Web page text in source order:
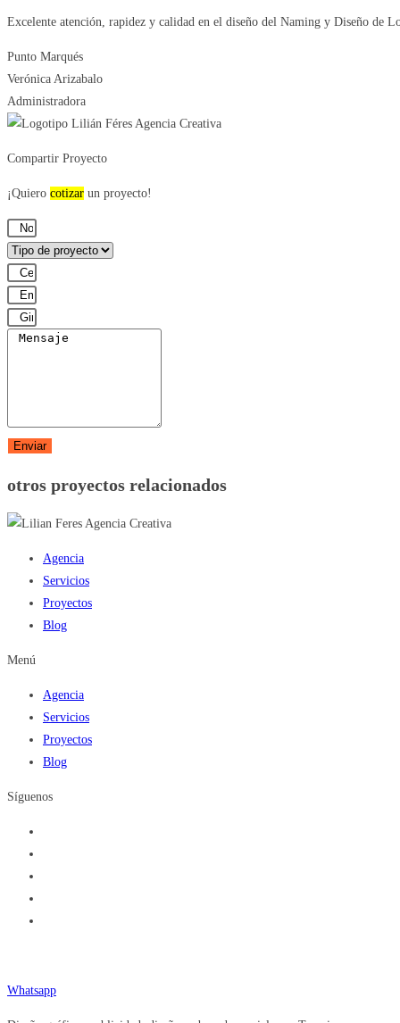
Excelente atención, rapidez y calidad en el diseño del Naming y Diseño de
Punto Marqués
Verónica Arizabalo
Administradora
Compartir Proyecto
¡Quiero cotizar un proyecto!
Enviar
otros proyectos relacionados
Agencia
Servicios
Proyectos
Blog
Menú
Agencia
Servicios
Proyectos
Blog
Síguenos
Whatsapp